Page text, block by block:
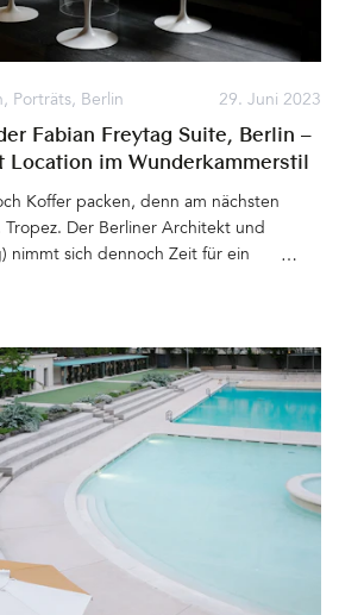
doch gibt es Licht (und Ideen) am
den modernsten Volksbädern seiner
überdies ein architektonisches Juwel,
zugänglich gemacht werden kann. Es
bereits jetzt ermöglicht&hellip
29. Juni 2023
, Porträts, Berlin
Fabian Freytag Suite, Berlin –
Location im Wunderkammerstil
Koffer packen, denn am nächsten
Der Berliner Architekt und
nimmt sich dennoch Zeit für ein
Beim Kaffee erzählt der
Reise nach Frankreich. Er
und erfahren, wie man momentan
bedeutet dort Luxus in diesen Zeiten
und Wohnungen aus? Fabian
Ideen von überall auf der Erde mit nach
in Wohnwelten und Design-Stories
und Textilien die